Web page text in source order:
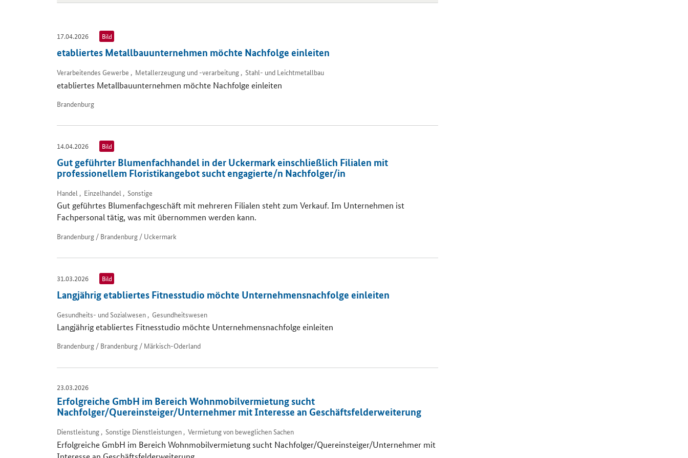
17.04.2026
Bild
etabliertes Metallbauunternehmen möchte Nachfolge einleiten
Verarbeitendes Gewerbe , Metallerzeugung und -verarbeitung , Stahl- und Leichtmetallbau
etabliertes Metallbauunternehmen möchte Nachfolge einleiten
Brandenburg
14.04.2026 Bild
Gut geführter Blumenfachhandel in der Uckermark einschließlich Filialen mit
professionellem Floristikangebot sucht engagierte/n Nachfolger/in
Handel , Einzelhandel , Sonstige
Gut geführtes Blumenfachgeschäft mit mehreren Filialen steht zum Verkauf. Im Unternehmen ist
Fachpersonal tätig, was mit übernommen werden kann.
Brandenburg / Brandenburg / Uckermark
31.03.2026 Bild
Langjährig etabliertes Fitnesstudio möchte Unternehmensnachfolge einleiten
Gesundheits- und Sozialwesen , Gesundheitswesen
Langjährig etabliertes Fitnesstudio möchte Unternehmensnachfolge einleiten
Brandenburg / Brandenburg / Märkisch-Oderland
23.03.2026
Erfolgreiche GmbH im Bereich Wohnmobilvermietung sucht
Nachfolger/Quereinsteiger/Unternehmer mit Interesse an Geschäftsfelderweiterung
Dienstleistung , Sonstige Dienstleistungen , Vermietung von beweglichen Sachen
Erfolgreiche GmbH im Bereich Wohnmobilvermietung sucht Nachfolger/Quereinsteiger/Unternehmer mit